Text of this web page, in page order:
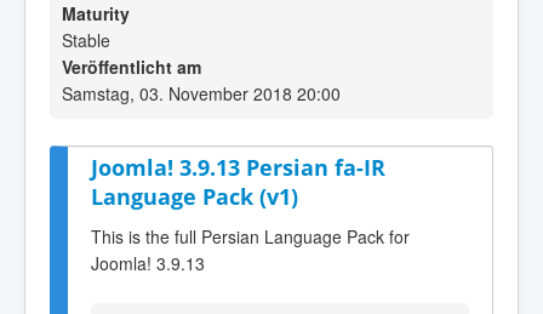
Maturity
Stable
Veröffentlicht am
Samstag, 03. November 2018 20:00
Joomla! 3.9.13 Persian fa-IR
Language Pack (v1)
This is the full Persian Language Pack for
Joomla! 3.9.13